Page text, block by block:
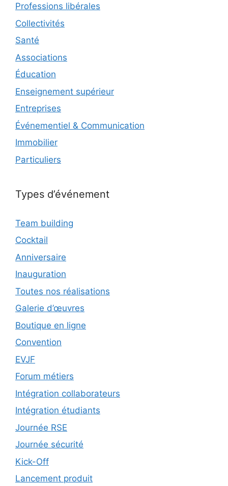
Professions libérales
Collectivités
Santé
Associations
Éducation
Enseignement supérieur
Entreprises
Événementiel & Communication
Immobilier
Particuliers
Types d’événement
Team building
Cocktail
Anniversaire
Inauguration
Toutes nos réalisations
Galerie d’œuvres
Boutique en ligne
Convention
EVJF
Forum métiers
Intégration collaborateurs
Intégration étudiants
Journée RSE
Journée sécurité
Kick-Off
Lancement produit